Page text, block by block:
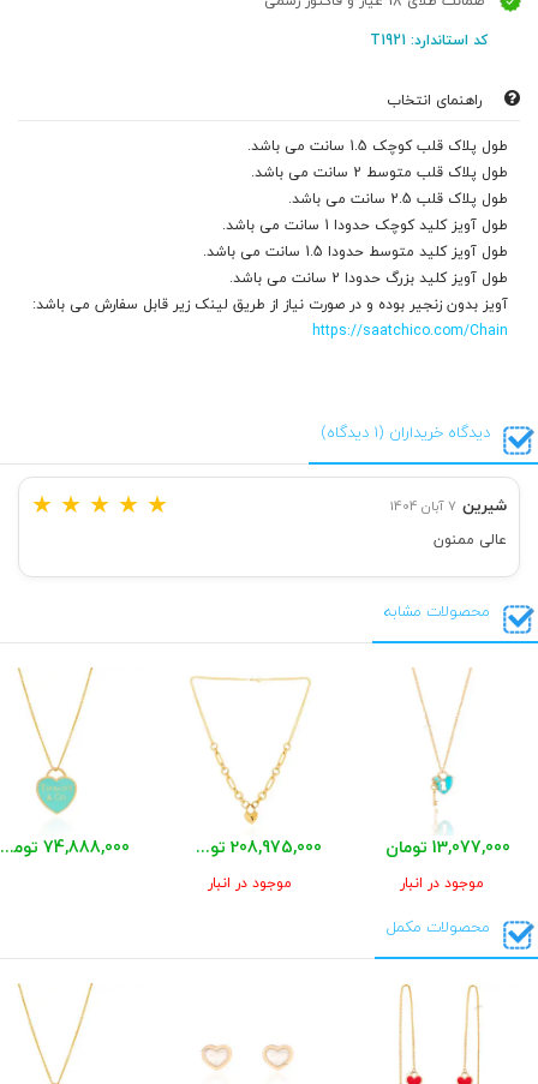
کد استاندارد: T1921
راهنمای انتخاب
طول پلاک قلب کوچک 1.5 سانت می باشد.
طول پلاک قلب متوسط 2 سانت می باشد.
طول پلاک قلب 2.5 سانت می باشد.
طول آویز کلید کوچک حدودا 1 سانت می باشد.
طول آویز کلید متوسط حدودا 1.5 سانت می باشد.
طول آویز کلید بزرگ حدودا 2 سانت می باشد.
آویز بدون زنجیر بوده و در صورت نیاز از طریق لینک زیر قابل سفارش می باشد:
https://saatchico.com/Chain
دیدگاه خریداران (1 دیدگاه)
شیرین 7 آبان 1404 ★ ★ ★ ★ ★
عالی ممنون
محصولات مشابه
13,077,000 تومان
موجود در انبار
208,975,000 تومان
موجود در انبار
74,888,000 تومان
محصولات مکمل